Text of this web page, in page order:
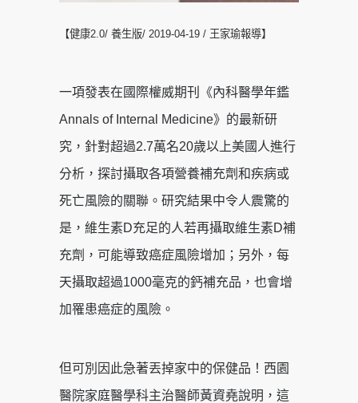
【健康2.0/ 養生版/ 2019-04-19 / 王家瑜報導】
一項發表在國際權威期刊《內科醫學年鑑
Annals of Internal Medicine》的最新研
究，針對超過2.7萬名20歲以上美國人進行
分析，探討攝取各項營養補充劑和疾病或
死亡風險的關聯。研究結果中令人震驚的
是，維生素D充足的人若再攝取維生素D補
充劑，可能導致癌症風險增加；另外，每
天攝取超過1000毫克的鈣補充品，也會增
加罹患癌症的風險。
但可別因此急著丟掉家中的保健品！西園
醫院家庭醫學科主治醫師黃資堯說明，這